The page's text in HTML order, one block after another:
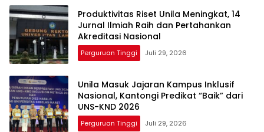
Produktivitas Riset Unila Meningkat, 14
Jurnal Ilmiah Raih dan Pertahankan
Akreditasi Nasional
Perguruan Tinggi Juli 29, 2026
Unila Masuk Jajaran Kampus Inklusif
Nasional, Kantongi Predikat “Baik” dari
UNS-KND 2026
Perguruan Tinggi Juli 29, 2026